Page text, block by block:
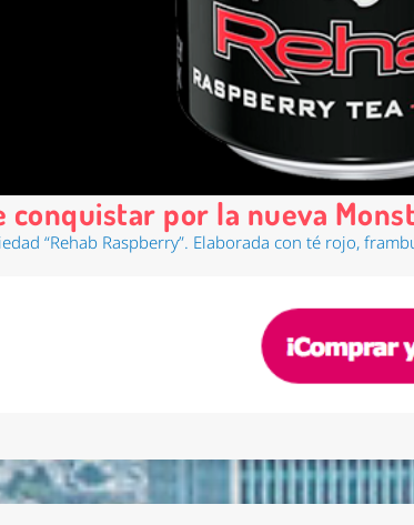
conquistar por la nueva
“Rehab Raspberry”. Elaborada con té rojo,